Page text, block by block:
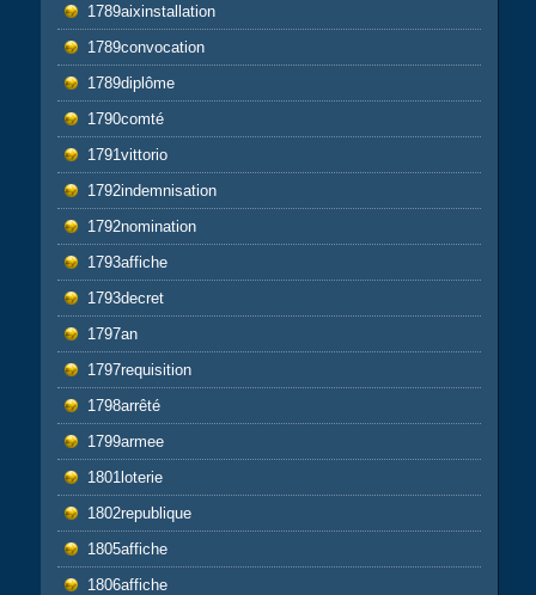
1789aixinstallation
1789convocation
1789diplôme
1790comté
1791vittorio
1792indemnisation
1792nomination
1793affiche
1793decret
1797an
1797requisition
1798arrêté
1799armee
1801loterie
1802republique
1805affiche
1806affiche